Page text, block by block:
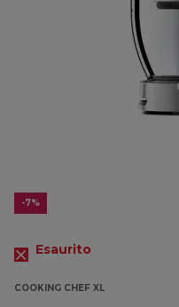
-7%
Esaurito
COOKING CHEF XL